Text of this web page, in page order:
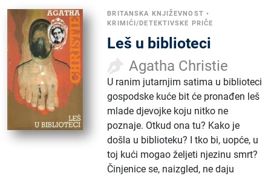
BRITANSKA KNJIŽEVNOST •
KRIMIĆI/DETEKTIVSKE PRIČE
Leš u biblioteci
Agatha Christie
U ranim jutarnjim satima u biblioteci
gospodske kuće bit će pronađen leš
mlade djevojke koju nitko ne
poznaje. Otkud ona tu? Kako je
došla u biblioteku? I tko bi, uopće, u
toj kući mogao željeti njezinu smrt?
Činjenice se, naizgled, ne daju